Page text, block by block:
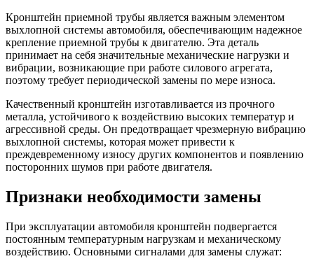
Кронштейн приемной трубы является важным элементом
выхлопной системы автомобиля, обеспечивающим надежное
крепление приемной трубы к двигателю. Эта деталь
принимает на себя значительные механические нагрузки и
вибрации, возникающие при работе силового агрегата,
поэтому требует периодической замены по мере износа.
Качественный кронштейн изготавливается из прочного
металла, устойчивого к воздействию высоких температур и
агрессивной среды. Он предотвращает чрезмерную вибрацию
выхлопной системы, которая может привести к
преждевременному износу других компонентов и появлению
посторонних шумов при работе двигателя.
Признаки необходимости замены
При эксплуатации автомобиля кронштейн подвергается
постоянным температурным нагрузкам и механическому
воздействию. Основными сигналами для замены служат: